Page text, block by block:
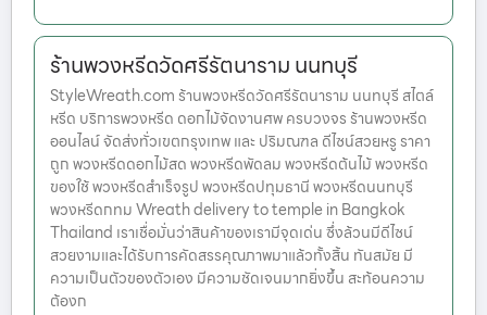
ร้านพวงหรีดวัดศรีรัตนาราม นนทบุรี
StyleWreath.com ร้านพวงหรีดวัดศรีรัตนาราม นนทบุรี สไตล์
หรีด บริการพวงหรีด ดอกไม้จัดงานศพ ครบวงจร ร้านพวงหรีด
ออนไลน์ จัดส่งทั่วเขตกรุงเทพ และ ปริมณฑล ดีไซน์สวยหรู ราคา
ถูก พวงหรีดดอกไม้สด พวงหรีดพัดลม พวงหรีดต้นไม้ พวงหรีด
ของใช้ พวงหรีดสำเร็จรูป พวงหรีดปทุมธานี พวงหรีดนนทบุรี
พวงหรีดกทม Wreath delivery to temple in Bangkok
Thailand เราเชื่อมั่นว่าสินค้าของเรามีจุดเด่น ซึ่งล้วนมีดีไซน์
สวยงามและได้รับการคัดสรรคุณภาพมาแล้วทั้งสิ้น ทันสมัย มี
ความเป็นตัวของตัวเอง มีความชัดเจนมากยิ่งขึ้น สะท้อนความ
ต้องก